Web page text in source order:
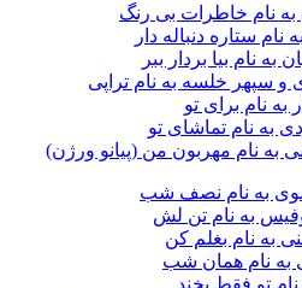
به نام خاطرات بی رنگ
نام ستاره دنباله دار
به نام بیا بردار ببر
و سپهر خلسه به نام تراپی
به نام برای تو
به نام تماشای تو
به نام مهربون من (پیانو ورژن)
به نام نصف شب
به نام تن لش
به نام بغلم کن
به نام همان شب
نام تو فقط بخند